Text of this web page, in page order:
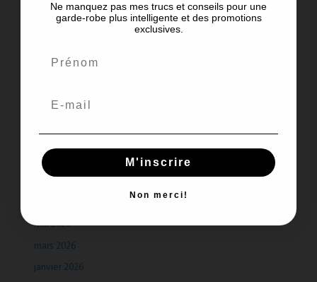
Recent Comments
Archives
mai 2026
mars 2026
janvier 2026
Ne manquez pas mes trucs et conseils pour une
garde-robe plus intelligente et des promotions
exclusives.
M'inscrire
Non merci!